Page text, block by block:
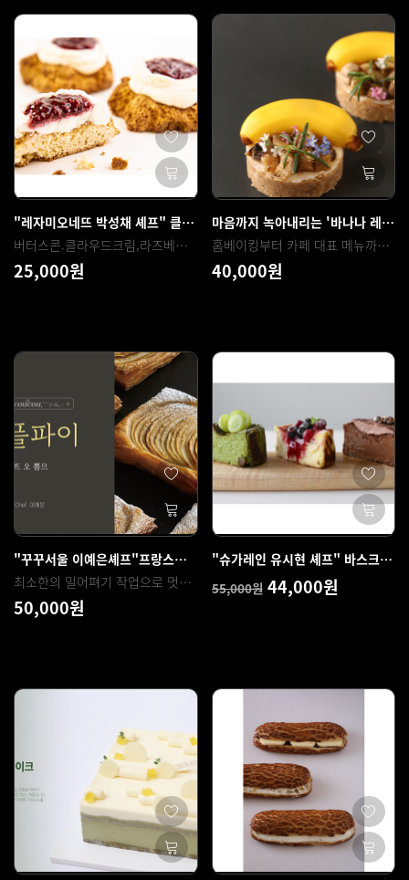
"레자미오네뜨 박성채 셰프" 클라우드 스콘
버터스콘.클라우드크림,라즈베리쨈이 조화롭게 어우러진 클라우드 스콘
25,000원
마음까지 녹아내리는 '바나나 레어치즈 타르트'
홈베이킹부터 카페 대표 메뉴까지! 사계절 내내 사랑받는 디저트 '바나나 레어치즈 타르트'
40,000원
"꾸꾸서울 이예은셰프"프랑스식 사과 파이 - 딱뜨 오 뽐므
최소한의 밀어펴기 작업으로 멋진 결과 맛있는 식감을 완성할 수 있는 클래식한 프 랑스의 사과 파이 만드는 방법을 알려 드려요.
50,000원
"슈가레인 유시현 셰프" 바스크 3종
55,000원44,000원